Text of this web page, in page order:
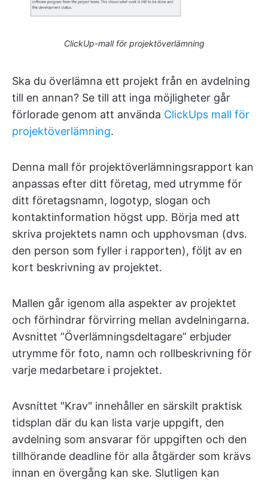
ClickUp-mall för projektöverlämning
Ska du överlämna ett projekt från en avdelning
till en annan? Se till att inga möjligheter går
förlorade genom att använda ClickUps mall för
projektöverlämning.
Denna mall för projektöverlämningsrapport kan
anpassas efter ditt företag, med utrymme för
ditt företagsnamn, logotyp, slogan och
kontaktinformation högst upp. Börja med att
skriva projektets namn och upphovsman (dvs.
den person som fyller i rapporten), följt av en
kort beskrivning av projektet.
Mallen går igenom alla aspekter av projektet
och förhindrar förvirring mellan avdelningarna.
Avsnittet ”Överlämningsdeltagare” erbjuder
utrymme för foto, namn och rollbeskrivning för
varje medarbetare i projektet.
Avsnittet "Krav" innehåller en särskilt praktisk
tidsplan där du kan lista varje uppgift, den
avdelning som ansvarar för uppgiften och den
tillhörande deadline för alla åtgärder som krävs
innan en övergång kan ske. Slutligen kan